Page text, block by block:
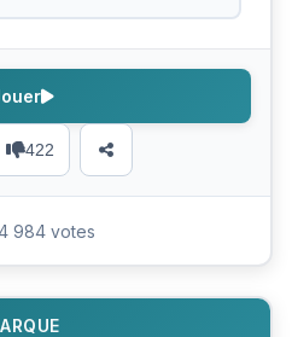
422
984 votes